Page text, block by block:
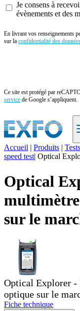
Je consens à
évènements et des
En livrant vos renseignements
sur la confidentialité des
Ce site est protégé par
service de Google s’appliquent.
FR
Produits
Solutions
Soutien
Acheter
Contactez-
nous
S'enregistrer
Entreprise
Accueil | Produits |
speed test​| Optical
Optical
sur le
Optical Explorer
optique sur le
Fiche technique